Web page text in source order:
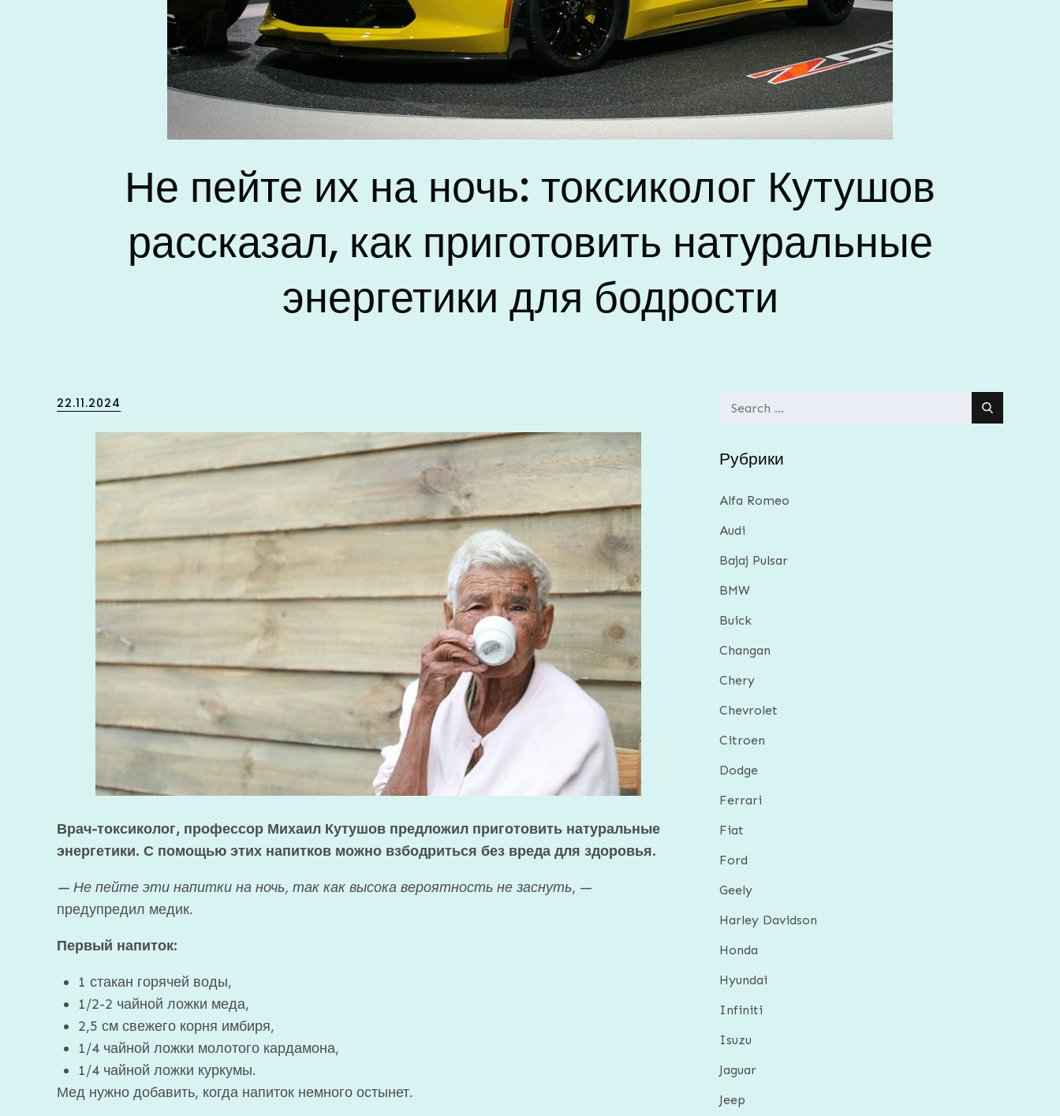
Не пейте их на ночь: токсиколог Кутушов
рассказал, как приготовить натуральные
энергетики для бодрости
Posted
22.11.2024
Врач-токсиколог, профессор Михаил Кутушов предложил приготовить натуральные
энергетики. С помощью этих напитков можно взбодриться без вреда для здоровья.
— Не пейте эти напитки на ночь, так как высока вероятность не заснуть, —
предупредил медик.
Первый напиток:
1 стакан горячей воды,
1/2-2 чайной ложки меда,
2,5 см свежего корня имбиря,
1/4 чайной ложки молотого кардамона,
1/4 чайной ложки куркумы.
Мед нужно добавить, когда напиток немного остынет.
Search
Рубрики
Alfa Romeo
Audi
Bajaj Pulsar
BMW
Buick
Changan
Chery
Chevrolet
Citroen
Dodge
Ferrari
Fiat
Ford
Geely
Harley Davidson
Honda
Hyundai
Infiniti
Isuzu
Jaguar
Jeep